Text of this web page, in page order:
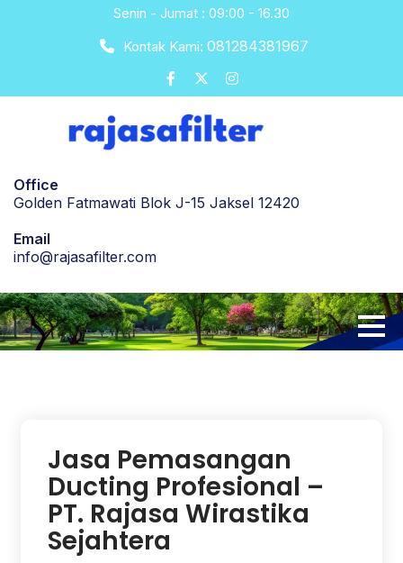
Senin - Jumat : 09:00 - 16.30
Kontak Kami: 081284381967
Office
Golden Fatmawati Blok J-15 Jaksel 12420
Email
info@rajasafilter.com
Jasa Pemasangan
Ducting Profesional –
PT. Rajasa Wirastika
Sejahtera